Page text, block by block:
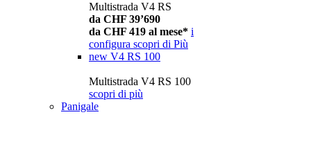
Multistrada V4 RS
da CHF 39’690
da CHF 419 al mese* i
configura scopri di Più
new V4 RS 100
Multistrada V4 RS 100
scopri di più
Panigale